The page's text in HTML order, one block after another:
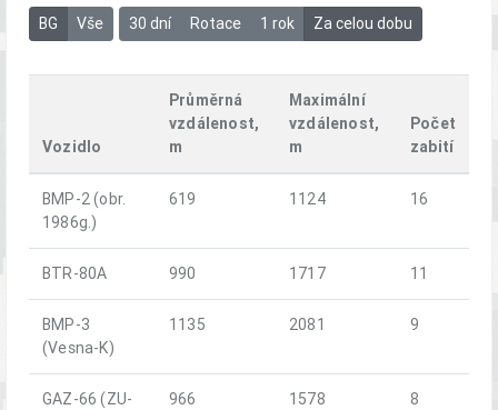
BG Vše 30 dní Rotace 1 rok Za celou dobu
Vozidlo
Průměrná
vzdálenost,
m
Maximální
vzdálenost,
m
Počet
zabití
BMP-2 (obr.
1986g.)
619 1124 16
BTR-80A 990 1717 11
BMP-3
(Vesna-K)
1135 2081 9
GAZ-66 (ZU-
966 1578 8